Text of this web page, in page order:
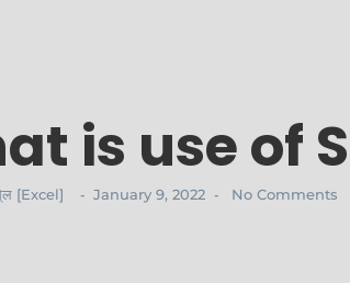
is use of
[Excel] - January 9, 2022 - No Comments